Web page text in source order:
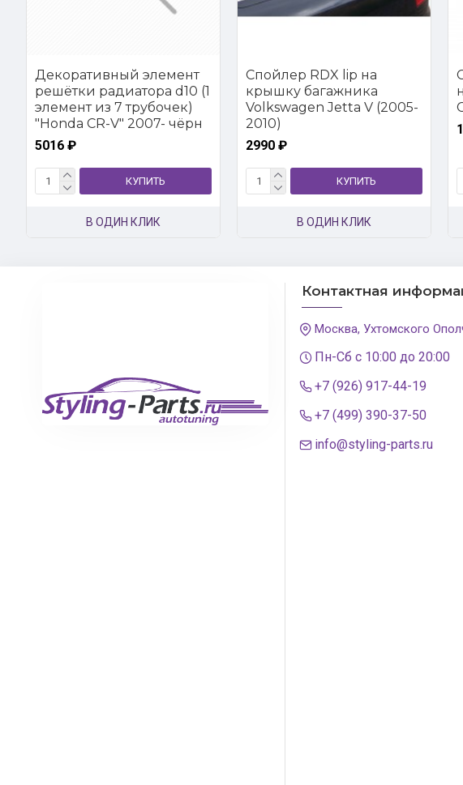
Декоративный элемент
решётки радиатора d10 (1
элемент из 7 трубочек)
"Honda CR-V" 2007- чёрн
5016 ₽
КУПИТЬ
В ОДИН КЛИК
Спойлер RDX lip на
крышку багажника
Volkswagen Jetta V (2005-
2010)
2990 ₽
КУПИТЬ
В ОДИН КЛИК
Контактная
Москва, Ухтомского
Пн-Сб с 10:00 до 20:00
+7 (926) 917-44-19
+7 (499) 390-37-50
info@styling-parts.ru